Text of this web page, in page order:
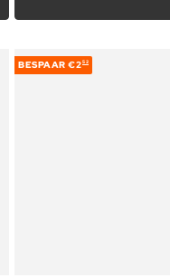
BESPAAR €252